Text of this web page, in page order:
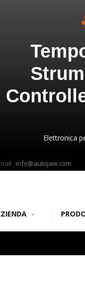
Elettronica
info@autojaw.com